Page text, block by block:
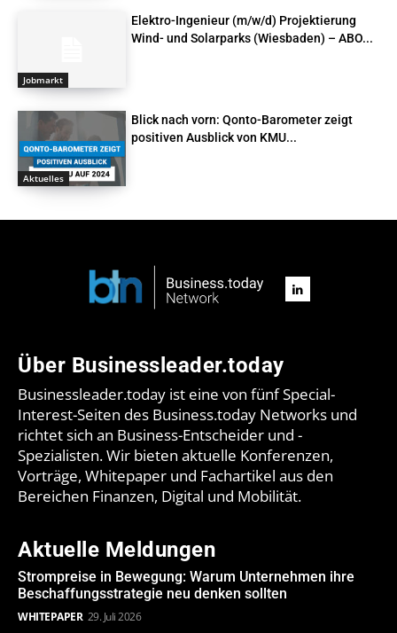
Jobmarkt
Elektro-Ingenieur (m/w/d) Projektierung
Wind- und Solarparks (Wiesbaden) – ABO...
Aktuelles
Blick nach vorn: Qonto-Barometer zeigt
positiven Ausblick von KMU...
Über Businessleader.today
Businessleader.today ist eine von fünf Special-
Interest-Seiten des Business.today Networks und
richtet sich an Business-Entscheider und -
Spezialisten. Wir bieten aktuelle Konferenzen,
Vorträge, Whitepaper und Fachartikel aus den
Bereichen Finanzen, Digital und Mobilität.
Aktuelle Meldungen
Strompreise in Bewegung: Warum Unternehmen ihre
Beschaffungsstrategie neu denken sollten
WHITEPAPER 29. Juli 2026